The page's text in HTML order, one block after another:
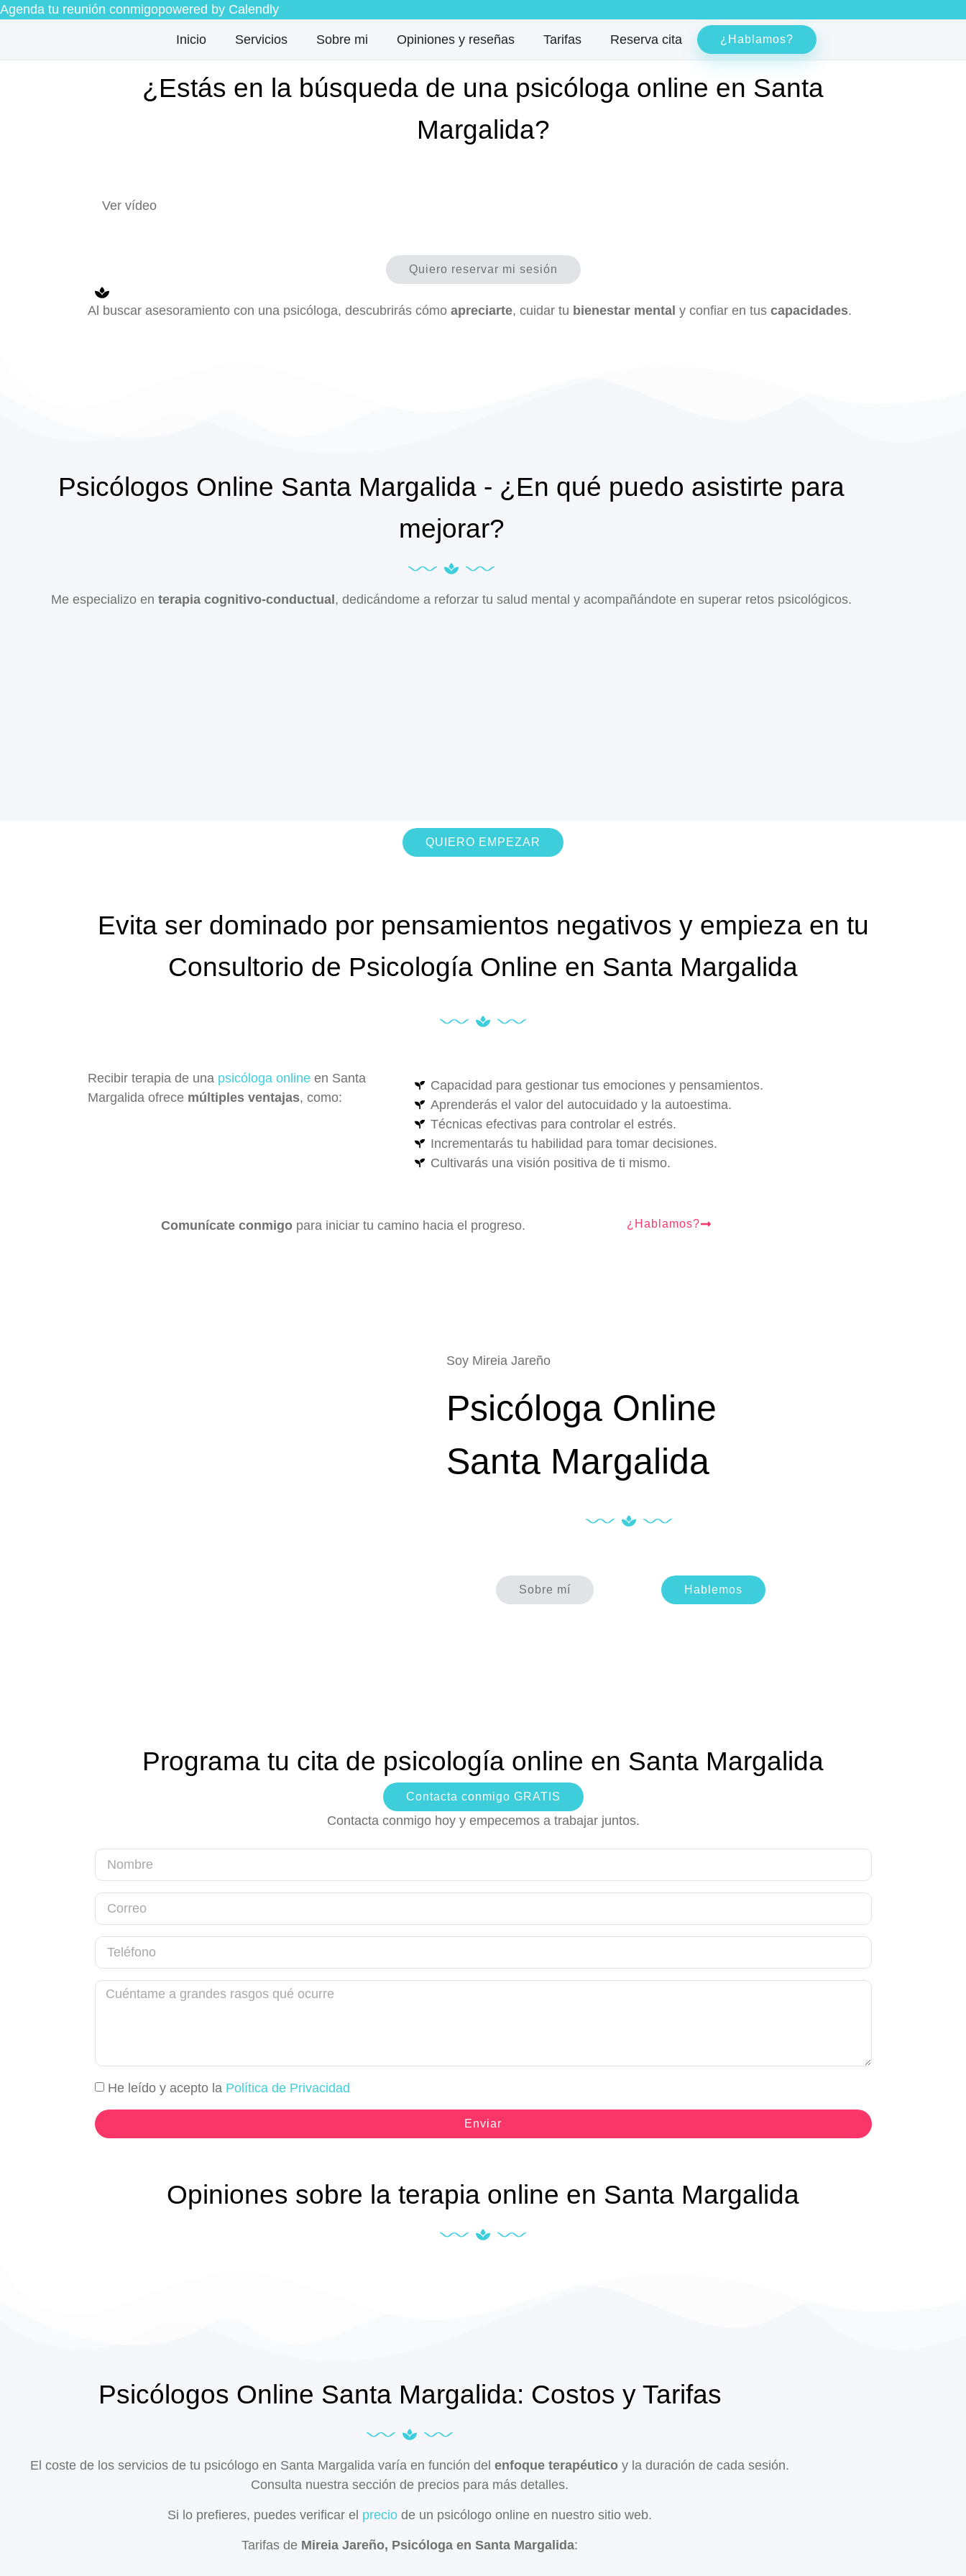
Agenda tu reunión conmigopowered by Calendly
Inicio Servicios Sobre mi Opiniones y reseñas Tarifas Reserva cita ¿Hablamos?
¿Estás en la búsqueda de una psicóloga online en Santa
Margalida?
Ver vídeo
Quiero reservar mi sesión
Al buscar asesoramiento con una psicóloga, descubrirás cómo apreciarte, cuidar tu bienestar mental y confiar en tus capacidades.
Psicólogos Online Santa Margalida - ¿En qué puedo asistirte para
mejorar?
Me especializo en terapia cognitivo-conductual , dedicándome a reforzar tu salud mental y acompañándote en superar retos psicológicos.
QUIERO EMPEZAR
Evita ser dominado por pensamientos negativos y empieza en tu
Consultorio de Psicología Online en Santa Margalida
Recibir terapia de una psicóloga online en Santa
Margalida ofrece múltiples ventajas, como:
Capacidad para gestionar tus emociones y pensamientos.
Aprenderás el valor del autocuidado y la autoestima.
Técnicas efectivas para controlar el estrés.
Incrementarás tu habilidad para tomar decisiones.
Cultivarás una visión positiva de ti mismo.
Comunícate conmigo para iniciar tu camino hacia el progreso. ¿Hablamos?
Soy Mireia Jareño
Psicóloga Online
Santa Margalida
Sobre mí Hablemos
Programa tu cita de psicología online en Santa Margalida
Contacta conmigo GRATIS
Contacta conmigo hoy y empecemos a trabajar juntos.
He leído y acepto la Política de Privacidad
Enviar
Opiniones sobre la terapia online en Santa Margalida
Psicólogos Online Santa Margalida: Costos y Tarifas
El coste de los servicios de tu psicólogo en Santa Margalida varía en función del enfoque terapéutico y la duración de cada sesión.
Consulta nuestra sección de precios para más detalles.
Si lo prefieres, puedes verificar el precio de un psicólogo online en nuestro sitio web.
Tarifas de Mireia Jareño, Psicóloga en Santa Margalida: